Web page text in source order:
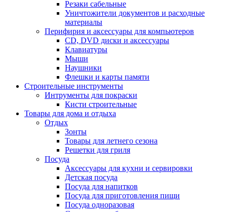
Резаки сабельные
Уничтожители документов и расходные
материалы
Перифирия и аксессуары для компьютеров
CD, DVD диски и аксессуары
Клавиатуры
Мыши
Наушники
Флешки и карты памяти
Строительные инструменты
Интрументы для покраски
Кисти строительные
Товары для дома и отдыха
Отдых
Зонты
Товары для летнего сезона
Решетки для гриля
Посуда
Аксессуары для кухни и сервировки
Детская посуда
Посуда для напитков
Посуда для приготовления пищи
Посуда одноразовая